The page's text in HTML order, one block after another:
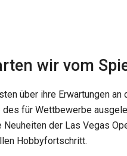
wir vom
über ihre Erwartungen an
für Wettbewerbe
der Las Vegas
Hobbyfortschritt.